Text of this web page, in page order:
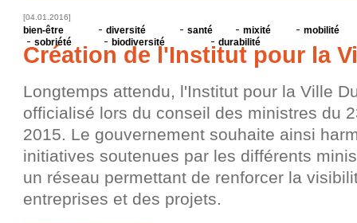
Création de l'Institut pour la
[04.01.2016]
bien-être diversité santé mixité
mobilité
sobriété
biodiversité durabilité
Longtemps attendu, l'Institut pour la Ville
officialisé lors du conseil des ministres du
2015. Le gouvernement souhaite ainsi
initiatives soutenues par les différents
un réseau permettant de renforcer la
entreprises et des projets.